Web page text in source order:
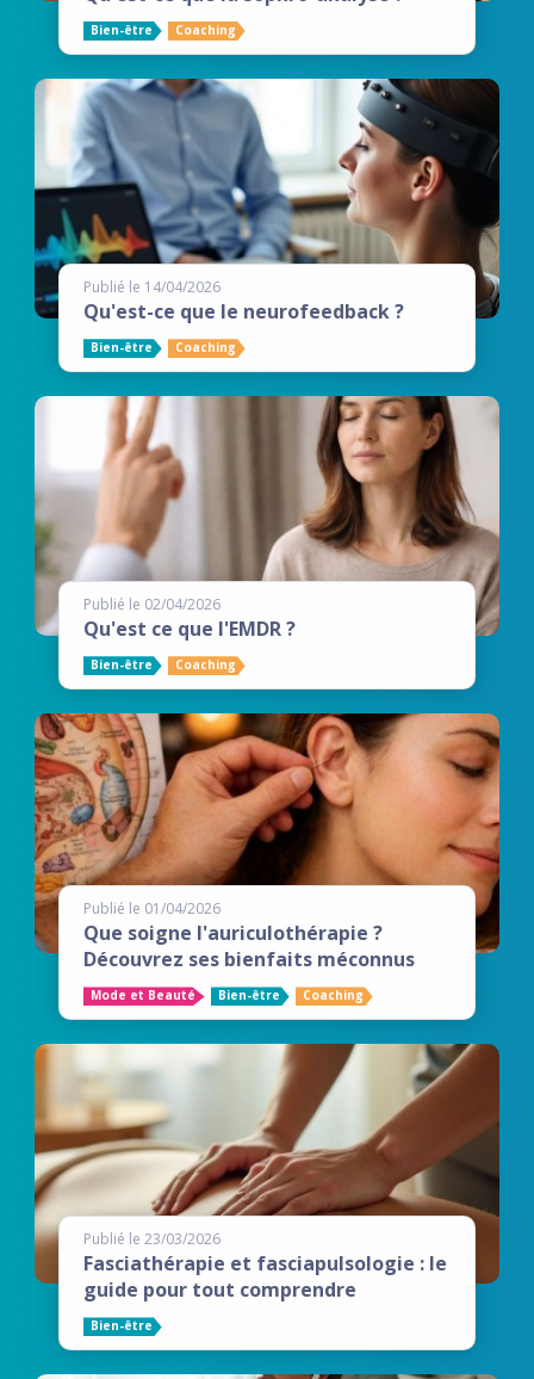
Bien-être Coaching
Publié le 14/04/2026
Qu'est-ce que le neurofeedback ?
Bien-être Coaching
Publié le 02/04/2026
Qu'est ce que l'EMDR ?
Bien-être Coaching
Publié le 01/04/2026
Que soigne l'auriculothérapie ?
Découvrez ses bienfaits méconnus
Mode et Beauté Bien-être Coaching
Publié le 23/03/2026
Fasciathérapie et fasciapulsologie : le
guide pour tout comprendre
Bien-être